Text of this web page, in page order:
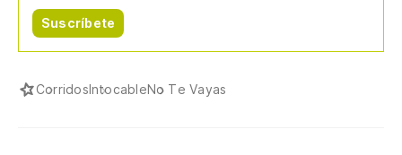
Suscríbete
CorridosIntocableNo Te Vayas